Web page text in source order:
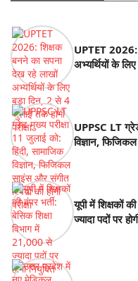
UPTET 2026:
अभ्यर्थियों के
UPPSC LT
विज्ञान,
यूपी में शिक्षकों
ज्यादा पदों पर